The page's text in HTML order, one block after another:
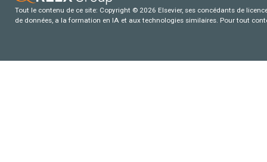
Tout le contenu de ce site: Copyright © 2026 Elsevier, ses concédants de
de données, a la formation en IA et aux technologies similaires. Pour tout